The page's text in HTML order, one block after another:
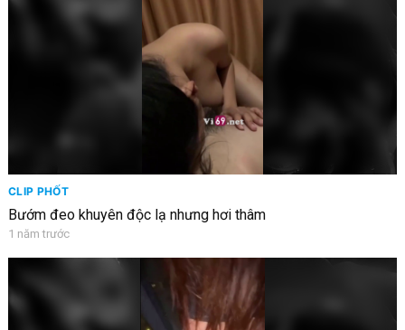
CLIP PHỐT
Bướm đeo khuyên độc lạ nhưng hơi thâm
1 năm trước